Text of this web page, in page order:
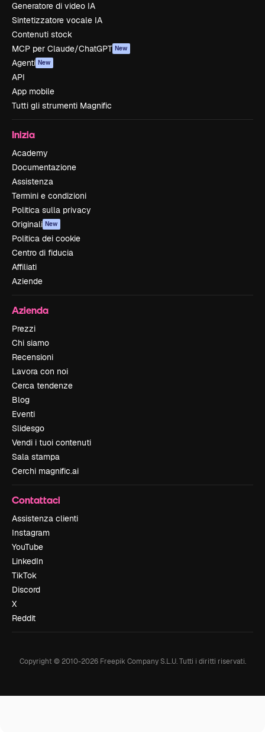
Generatore di video IA
Sintetizzatore vocale IA
Contenuti stock
MCP per Claude/ChatGPT New
Agenti New
API
App mobile
Tutti gli strumenti Magnific
Inizia
Academy
Documentazione
Assistenza
Termini e condizioni
Politica sulla privacy
Originali New
Politica dei cookie
Centro di fiducia
Affiliati
Aziende
Azienda
Prezzi
Chi siamo
Recensioni
Lavora con noi
Cerca tendenze
Blog
Eventi
Slidesgo
Vendi i tuoi contenuti
Sala stampa
Cerchi magnific.ai
Contattaci
Assistenza clienti
Instagram
YouTube
LinkedIn
TikTok
Discord
X
Reddit
Copyright © 2010-2026Freepik Company S.L.U. Tutti i diritti riservati.